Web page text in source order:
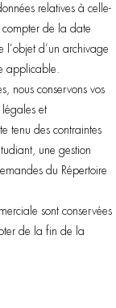
relatives à celle-
de la date
l’objet d’un archivage
applicable.
nous conservons vos
et
tenu des contraintes
une gestion
du Répertoire
sont conservées
de la fin de la